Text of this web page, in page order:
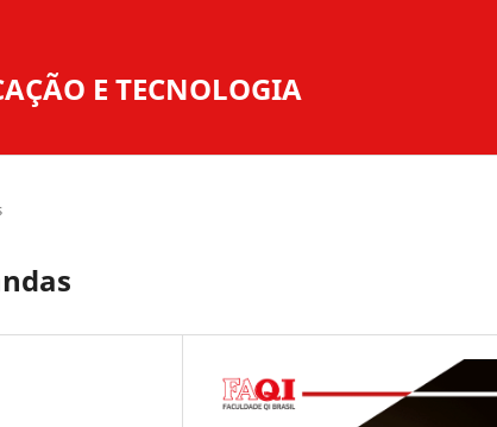
E TECNOLOGIA